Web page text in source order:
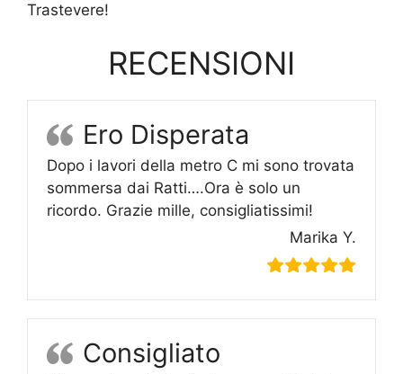
Trastevere!
RECENSIONI
Ero Disperata
Dopo i lavori della metro C mi sono trovata
sommersa dai Ratti….Ora è solo un
ricordo. Grazie mille, consigliatissimi!
Marika Y.
Consigliato